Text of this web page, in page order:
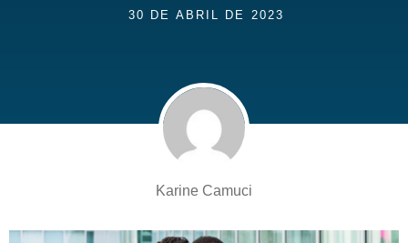
30 DE ABRIL DE 2023
Karine Camuci